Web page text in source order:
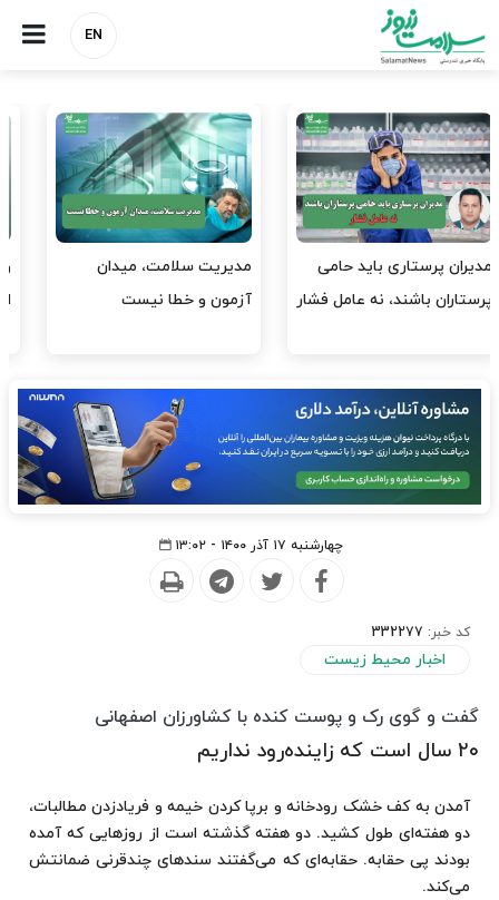
EN
وقت وزیر بهداشت باید صرف
افتتاح پروژه‌ها شود؟
واردات دارو و کالاهای اساسی
باید در اولویت تخصیص ارز
چهارشنبه ۱۷ آذر ۱۴۰۰ - ۱۳:۰۲
کد خبر: 332277
اخبار محیط زیست
گفت و گوی رک و پوست کنده با کشاورزان اصفهانی
٢٠ سال است که زاینده‌رود نداریم
آمدن به کف خشک رودخانه و برپا کردن خیمه و فریادزدن مطالبات،
دو هفته‌ای طول کشید. دو هفته گذشته است از روزهایی که آمده
بودند پی حقابه. حقابه‌ای که می‌گفتند سندهای چندقرنی ضمانتش
می‌کند.